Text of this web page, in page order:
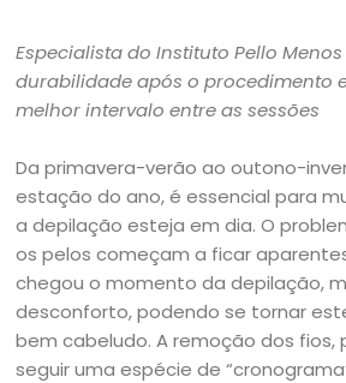
Especialista do Instituto Pello
durabilidade após o procedimento
melhor intervalo entre as sessões
Da primavera-verão ao outono-
estação do ano, é essencial para
a depilação esteja em dia. O
os pelos começam a ficar
chegou o momento da depilação,
desconforto, podendo se tornar
bem cabeludo. A remoção dos fios,
seguir uma espécie de